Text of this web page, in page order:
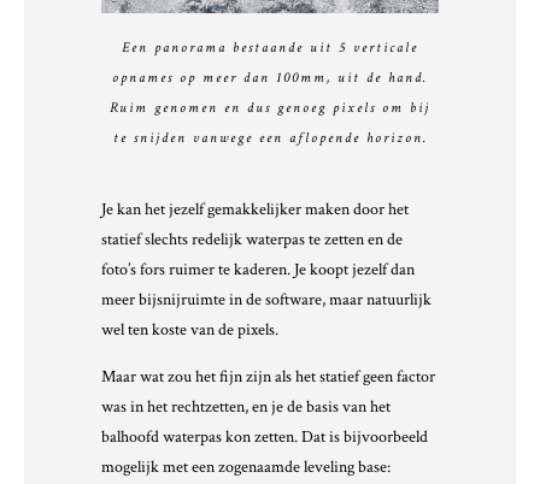
Een panorama bestaande uit 5 verticale
opnames op meer dan 100mm, uit de hand.
Ruim genomen en dus genoeg pixels om bij
te snijden vanwege een aflopende horizon.
Je kan het jezelf gemakkelijker maken door het
statief slechts redelijk waterpas te zetten en de
foto’s fors ruimer te kaderen. Je koopt jezelf dan
meer bijsnijruimte in de software, maar natuurlijk
wel ten koste van de pixels.
Maar wat zou het fijn zijn als het statief geen factor
was in het rechtzetten, en je de basis van het
balhoofd waterpas kon zetten. Dat is bijvoorbeeld
mogelijk met een zogenaamde leveling base: